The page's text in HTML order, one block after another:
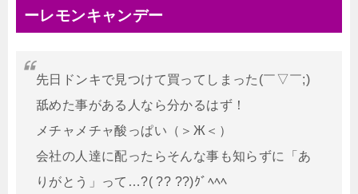
ーレモンキャンデー
先日ドンキで見つけて買ってしまった(￣▽￣;)
舐めた事がある人なら分かるはず！
メチャメチャ酸っぱい（＞Ж＜）
会社の人達に配ったらそんな事も知らずに「あ
りがとう」って…?( ?? ??)ｸﾞﾍﾍﾍ